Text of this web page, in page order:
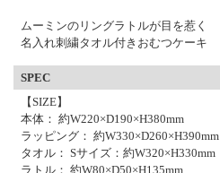
ムーミンのリングラトルが目を惹く
名入れ刺繍タオル付きおむつケーキ
SPEC
【SIZE】
本体： 約W220×D190×H380mm
ラッピング： 約W330×D260×H390mm
タオル： Sサイズ：約W320×H330mm
ラトル： 約W80×D50×H135mm